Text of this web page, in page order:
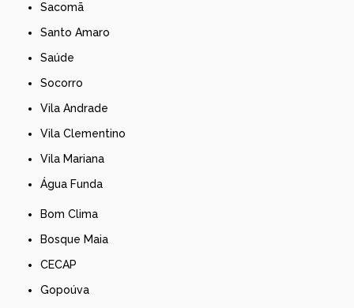
Sacomã
Santo Amaro
Saúde
Socorro
Vila Andrade
Vila Clementino
Vila Mariana
Água Funda
Bom Clima
Bosque Maia
CECAP
Gopoúva